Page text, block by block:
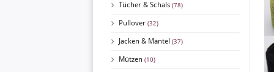
Tücher & Schals (78)
Pullover (32)
Jacken & Mäntel (37)
Mützen (10)